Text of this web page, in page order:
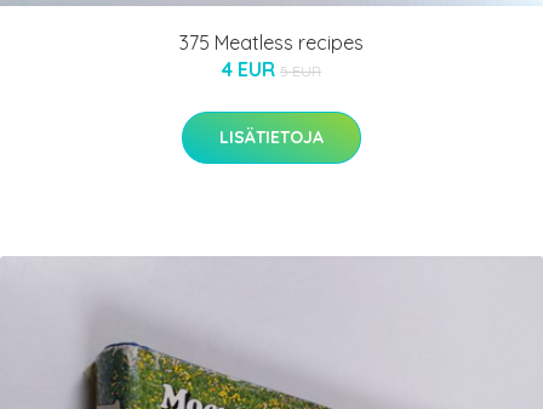
375 Meatless recipes
4 EUR 5 EUR
LISÄTIETOJA